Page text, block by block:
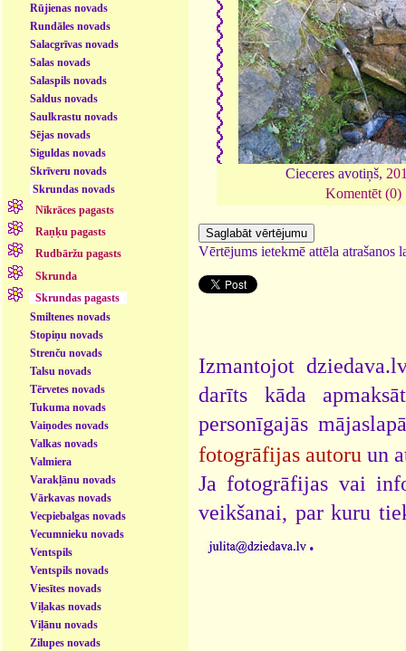
Rūjienas novads
Rundāles novads
Salacgrīvas novads
Salas novads
Salaspils novads
Saldus novads
Saulkrastu novads
Sējas novads
Siguldas novads
Skrīveru novads
Skrundas novads
Nīkrāces pagasts
Raņķu pagasts
Rudbāržu pagasts
Skrunda
Skrundas pagasts
Smiltenes novads
Stopiņu novads
Strenču novads
Talsu novads
Tērvetes novads
Tukuma novads
Vaiņodes novads
Valkas novads
Valmiera
Varakļānu novads
Vārkavas novads
Vecpiebalgas novads
Vecumnieku novads
Ventspils
Ventspils novads
Viesītes novads
Viļakas novads
Viļānu novads
Zilupes novads
Cieceres avotiņš,
Komentēt (0)
Vērtējums ietekmē attēla atrašanos
Izmantojot
darīts kāda
personīgajās
fotogrāfijas autoru un
Ja fotogrāfijas vai
veikšanai, par kuru
.